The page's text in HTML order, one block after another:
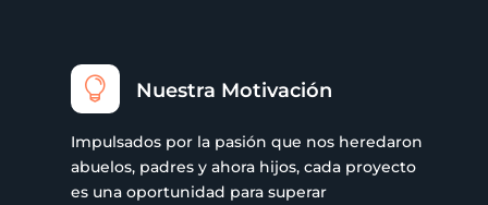
 Nuestra Motivación
Impulsados por la pasión que nos heredaron
abuelos, padres y ahora hijos, cada proyecto
es una oportunidad para superar